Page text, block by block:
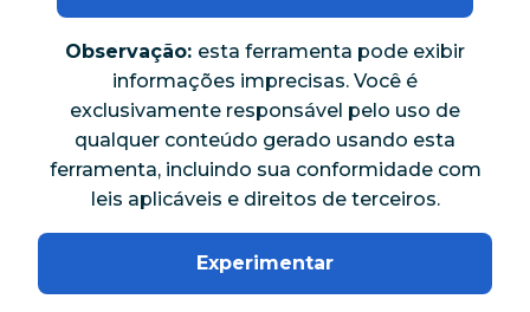
Observação: esta ferramenta pode exibir
informações imprecisas. Você é
exclusivamente responsável pelo uso de
qualquer conteúdo gerado usando esta
ferramenta, incluindo sua conformidade com
leis aplicáveis e direitos de terceiros.
Experimentar